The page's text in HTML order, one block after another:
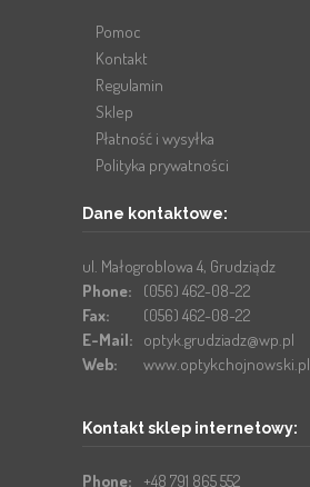
Pomoc
Kontakt
Regulamin
Sklep
Płatność i wysyłka
Polityka prywatności
Dane kontaktowe:
ul. Małogroblowa 4, Grudziądz
Phone:
(056) 462-08-22
Fax:
(056) 462-08-22
E-Mail: optyk.grudziadz@wp.pl
Web:
www.optykchojnowski.pl
Kontakt sklep internetowy:
Phone: +48 791 865 552